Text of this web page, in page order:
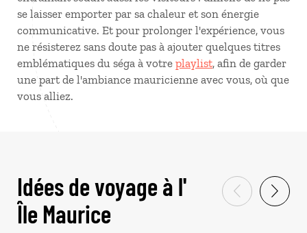
se laisser emporter par sa chaleur et son énergie
communicative. Et pour prolonger l'expérience, vous
ne résisterez sans doute pas à ajouter quelques titres
emblématiques du séga à votre playlist, afin de garder
une part de l'ambiance mauricienne avec vous, où que
vous alliez.
Idées de voyage à l'
Île Maurice